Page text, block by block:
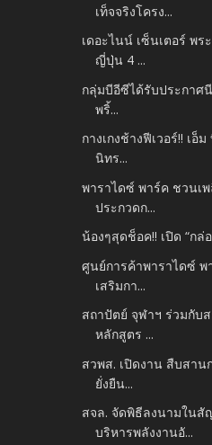
เท็จจริงโครง...
เดอะไนน์ เซ็นเตอร์ พ
ญี่ปุ่น 4 ...
กลุ่มบีอีซีได้รับประกาศ
พริ้...
กางเกงช้างฟีเวอร์!! เอ็
นิทร...
พาราไดซ์ พาร์ค ชวนเ
ประกวดก...
น้องๆสุดช็อค!! เปิด “กล่
ศูนย์การค้าพาราไดซ์ พ
เสริมกา...
สถาปัตย์ จุฬาฯ ร่วมกับ
หลักสูตร ...
สวพส. เปิดงาน สืบสา
ยั่งยืน...
สจล. จัดพิธีลงนามในสั
บริหารพลังงานอั...